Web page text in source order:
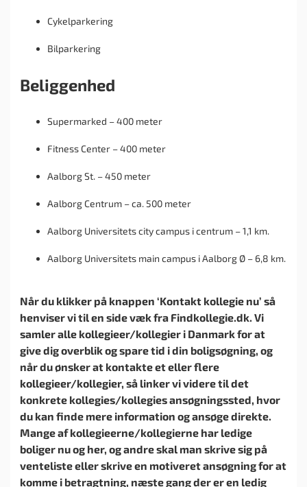
Cykelparkering
Bilparkering
Beliggenhed
Supermarked – 400 meter
Fitness Center – 400 meter
Aalborg St. – 450 meter
Aalborg Centrum – ca. 500 meter
Aalborg Universitets city campus i centrum – 1,1 km.
Aalborg Universitets main campus i Aalborg Ø – 6,8 km.
Når du klikker på knappen ‘Kontakt kollegie nu’ så
henviser vi til en side væk fra Findkollegie.dk. Vi
samler alle kollegieer/kollegier i Danmark for at
give dig overblik og spare tid i din boligsøgning, og
når du ønsker at kontakte et eller flere
kollegieer/kollegier, så linker vi videre til det
konkrete kollegies/kollegies ansøgningssted, hvor
du kan finde mere information og ansøge direkte.
Mange af kollegieerne/kollegierne har ledige
boliger nu og her, og andre skal man skrive sig på
venteliste eller skrive en motiveret ansøgning for at
komme i betragtning, næste gang der er en ledig